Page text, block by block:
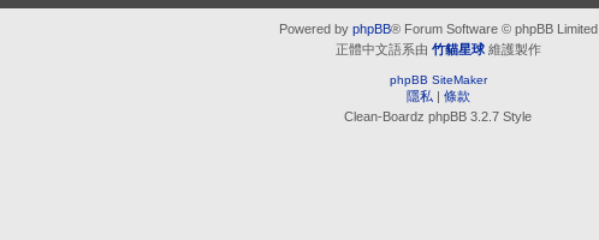
Powered by phpBB® Forum Software © phpBB Limited
正體中文語系由 竹貓星球維護製作
phpBB SiteMaker
隱私 | 條款
Clean-Boardz phpBB 3.2.7 Style